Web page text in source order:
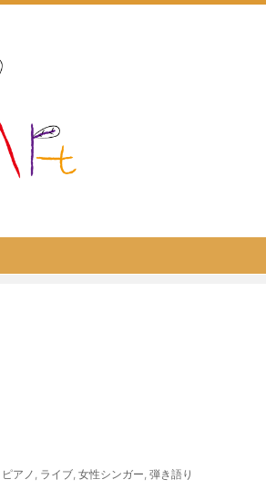
ピアノ , ライブ, 女性シンガー, 弾き語り